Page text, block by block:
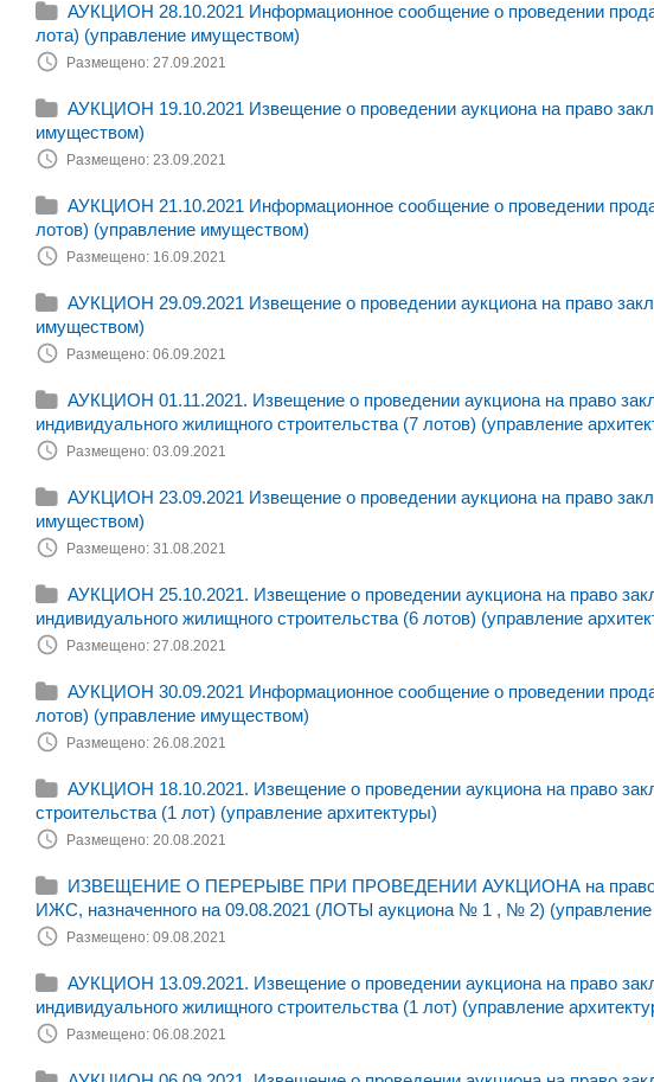
АУКЦИОН 28.10.2021 Информационное сообщение о проведении
лота) (управление имуществом)
Размещено: 27.09.2021
АУКЦИОН 19.10.2021 Извещение о проведении аукциона на право
имуществом)
Размещено: 23.09.2021
АУКЦИОН 21.10.2021 Информационное сообщение о проведении
лотов) (управление имуществом)
Размещено: 16.09.2021
АУКЦИОН 29.09.2021 Извещение о проведении аукциона на право
имуществом)
Размещено: 06.09.2021
АУКЦИОН 01.11.2021. Извещение о проведении аукциона на право
индивидуального жилищного строительства (7 лотов) (управление
Размещено: 03.09.2021
АУКЦИОН 23.09.2021 Извещение о проведении аукциона на право
имуществом)
Размещено: 31.08.2021
АУКЦИОН 25.10.2021. Извещение о проведении аукциона на право
индивидуального жилищного строительства (6 лотов) (управление
Размещено: 27.08.2021
АУКЦИОН 30.09.2021 Информационное сообщение о проведении
лотов) (управление имуществом)
Размещено: 26.08.2021
АУКЦИОН 18.10.2021. Извещение о проведении аукциона на право
строительства (1 лот) (управление архитектуры)
Размещено: 20.08.2021
ИЗВЕЩЕНИЕ О ПЕРЕРЫВЕ ПРИ ПРОВЕДЕНИИ АУКЦИОНА на право
ИЖС, назначенного на 09.08.2021 (ЛОТЫ аукциона № 1 , № 2) (управление
Размещено: 09.08.2021
АУКЦИОН 13.09.2021. Извещение о проведении аукциона на право
индивидуального жилищного строительства (1 лот) (управление
Размещено: 06.08.2021